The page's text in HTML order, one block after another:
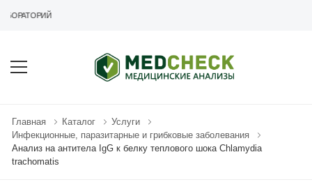
Главная Каталог
Услуги
Инфекционные, паразитарные и грибковые заболевания
Анализ на антитела IgG к белку теплового шока Chlamydia
trachomatis